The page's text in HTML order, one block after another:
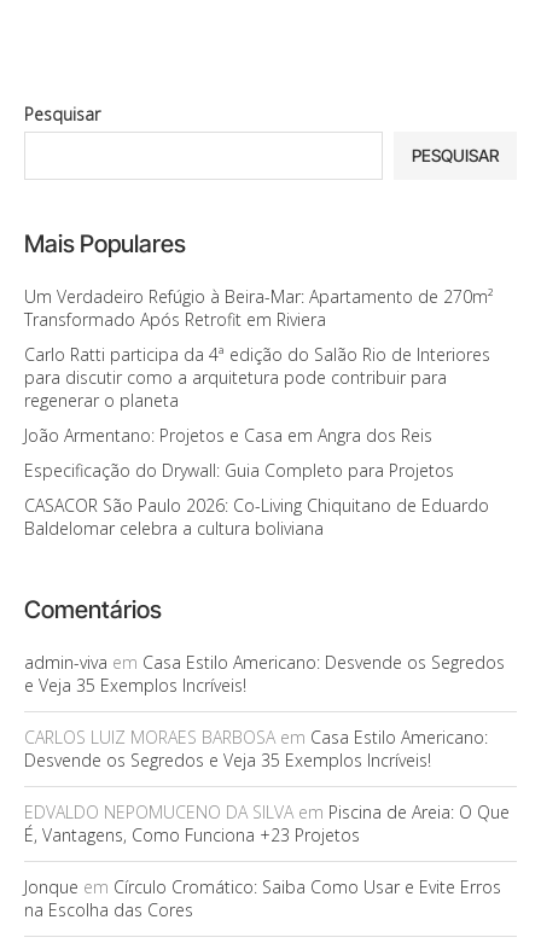
Pesquisar
PESQUISAR
Mais Populares
Um Verdadeiro Refúgio à Beira-Mar: Apartamento de 270m²
Transformado Após Retrofit em Riviera
Carlo Ratti participa da 4ª edição do Salão Rio de Interiores
para discutir como a arquitetura pode contribuir para
regenerar o planeta
João Armentano: Projetos e Casa em Angra dos Reis
Especificação do Drywall: Guia Completo para Projetos
CASACOR São Paulo 2026: Co-Living Chiquitano de Eduardo
Baldelomar celebra a cultura boliviana
Comentários
admin-viva em Casa Estilo Americano: Desvende os Segredos
e Veja 35 Exemplos Incríveis!
CARLOS LUIZ MORAES BARBOSAem Casa Estilo Americano:
Desvende os Segredos e Veja 35 Exemplos Incríveis!
EDVALDO NEPOMUCENO DA SILVAem Piscina de Areia: O Que
É, Vantagens, Como Funciona +23 Projetos
Jonque em Círculo Cromático: Saiba Como Usar e Evite Erros
na Escolha das Cores